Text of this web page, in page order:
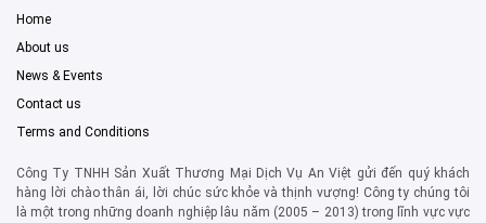
Home
About us
News & Events
Contact us
Terms and Conditions
Công Ty TNHH Sản Xuất Thương Mại Dịch Vụ An Việt gửi đến quý khách
hàng lời chào thân ái, lời chúc sức khỏe và thịnh vượng! Công ty chúng tôi
là một trong những doanh nghiệp lâu năm (2005 – 2013) trong lĩnh vực vực